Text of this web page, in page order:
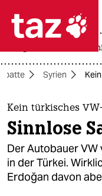

themen
politik
öko
gesellschaft
Syrien
Kein türkisches
Sinnlose
Der Autobauer VW
in der Türkei.
Erdoğan davon